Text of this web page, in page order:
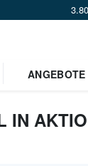
ANGEBOTE
IN